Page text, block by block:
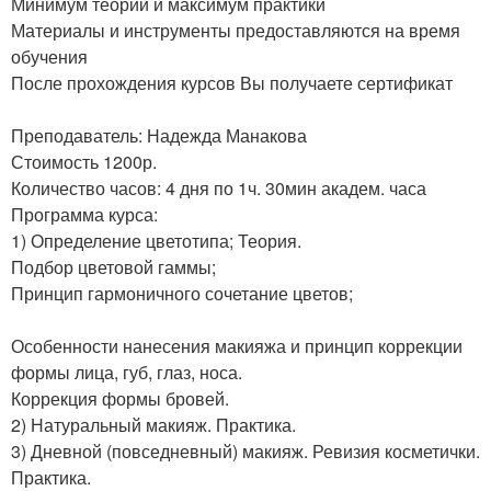
Материалы и инструменты предоставляются на время
обучения
После прохождения курсов Вы получаете сертификат
Преподаватель: Надежда Манакова
Стоимость 1200р.
Количество часов: 4 дня по 1ч. 30мин академ. часа
Программа курса:
1) Определение цветотипа; Теория.
Подбор цветовой гаммы;
Принцип гармоничного сочетание цветов;
Особенности нанесения макияжа и принцип коррекции
формы лица, губ, глаз, носа.
Коррекция формы бровей.
2) Натуральный макияж. Практика.
3) Дневной (повседневный) макияж. Ревизия косметички.
Практика.